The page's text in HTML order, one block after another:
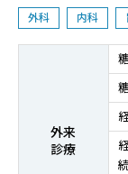
外科 内科
外来
診療